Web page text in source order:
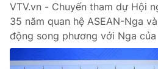
Video
VTV Money VTV
VTV.vn - Chuyến tham dự Hội
35 năm quan hệ ASEAN-Nga
động song phương với Nga